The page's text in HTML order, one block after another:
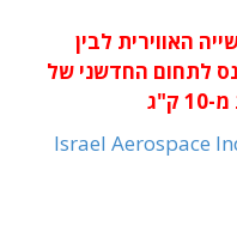
האווירית לבין
לתחום החדשני של